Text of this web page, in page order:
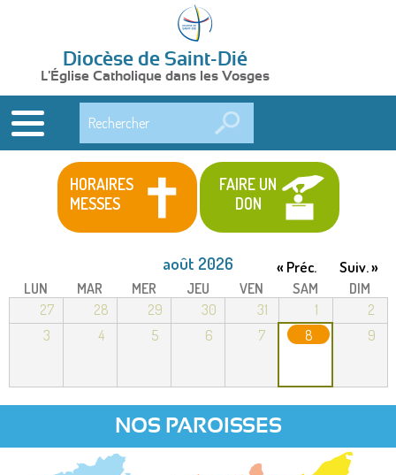
Diocèse de Saint-Dié
L'Église Catholique dans les Vosges
HORAIRES
MESSES
FAIRE UN
DON
août 2026 « Préc. Suiv. »
LUN MAR MER JEU VEN SAM
DIM
27
28 29 30 31 1
2
3
4 5 6 7 8 9
NOS PAROISSES